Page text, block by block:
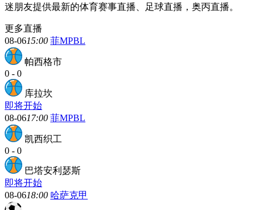
迷朋友提供最新的体育赛事直播、足球直播，奥丙直播。
更多直播
08-0615:00 菲MPBL
帕西格市
0 - 0
库拉坎
即将开始
08-0617:00 菲MPBL
凯西织工
0 - 0
巴塔安利瑟斯
即将开始
08-0618:00 哈萨克甲